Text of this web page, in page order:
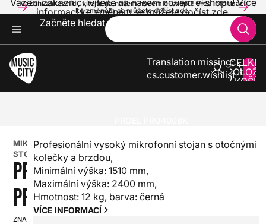
Vážení zákazníci, vítejte na našem novém e-shopu! Více informací
ke změnám se můžete dočíst zde.
Vážení zákazníci, vítejte na našem novém e-shopu! Více
informací ke změnám se můžete dočíst zde.
Začněte hledat
Translation missing:
cs.customer.wishlist
V
0
MIKROFONNÍ
STOJANY
PROEL
PRO400BK
ZNAČKA:
Profesionální vysoký mikrofonní stojan s otočnými
kolečky a brzdou,
Minimální výška: 1510 mm,
Maximální výška: 2400 mm,
Hmotnost: 12 kg, barva: černá
VÍCE INFORMACÍ